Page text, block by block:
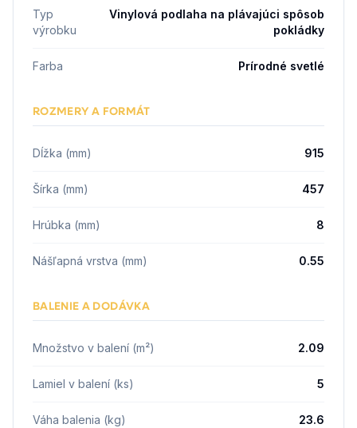
Typ
výrobku
Vinylová podlaha na plávajúci spôsob
pokládky
Farba Prírodné svetlé
ROZMERY A FORMÁT
Dĺžka (mm) 915
Šírka (mm) 457
Hrúbka (mm) 8
Nášľapná vrstva (mm) 0.55
BALENIE A DODÁVKA
Množstvo v balení (m²) 2.09
Lamiel v balení (ks) 5
Váha balenia (kg) 23.6